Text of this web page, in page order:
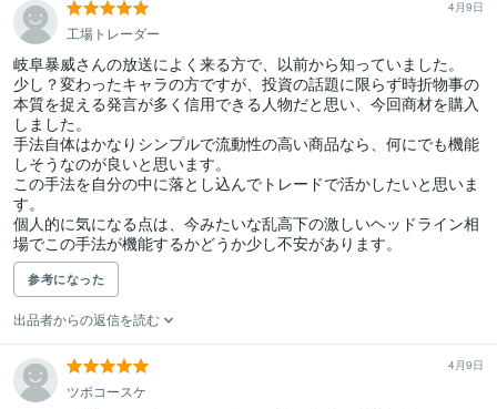
4月9日
工場トレーダー
岐阜暴威さんの放送によく来る方で、以前から知っていました。
少し？変わったキャラの方ですが、投資の話題に限らず時折物事の
本質を捉える発言が多く信用できる人物だと思い、今回商材を購入
しました。
手法自体はかなりシンプルで流動性の高い商品なら、何にでも機能
しそうなのが良いと思います。
この手法を自分の中に落とし込んでトレードで活かしたいと思いま
す。
個人的に気になる点は、今みたいな乱高下の激しいヘッドライン相
参考になった
出品者からの返信を読む
4月9日
ツボコースケ